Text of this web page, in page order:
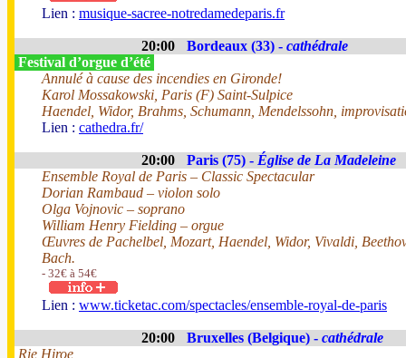
Lien : musique-sacree-notredamedeparis.fr
20:00 Bordeaux (33) - cathédrale
Festival d’orgue d’été
Annulé à cause des incendies en Gironde!
Karol Mossakowski, Paris (F) Saint-Sulpice
Haendel, Widor, Brahms, Schumann, Mendelssohn,
Lien : cathedra.fr/
20:00 Paris (75) - Église de La Madeleine
Ensemble Royal de Paris – Classic Spectacular
Dorian Rambaud – violon solo
Olga Vojnovic – soprano
William Henry Fielding – orgue
Œuvres de Pachelbel, Mozart, Haendel, Widor, Vivaldi,
Bach.
- 32€ à 54€
Lien : www.ticketac.com/spectacles/ensemble-royal-de-paris
20:00 Bruxelles (Belgique) - cathédrale
Rie Hiroe